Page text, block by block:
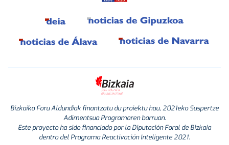
Bizkaiko Foru Aldundiak finantzatu du proiektu hau, 2021eko Suspertze
Adimentsua Programaren barruan.
Este proyecto ha sido financiado por la Diputación Foral de Bizkaia
dentro del Programa Reactivación Inteligente 2021.